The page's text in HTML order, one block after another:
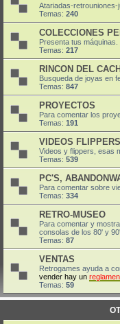
Atariadas-retrouniones-
Temas: 240
COLECCIONES
Presenta tus máquinas.
Temas: 217
RINCON DEL
Busqueda de joyas en
Temas: 847
PROYECTOS
Para comentar los
Temas: 191
VIDEOS
Videos y flippers, esas
Temas: 539
PC'S,
Para comentar sobre
Temas: 334
RETRO-MUSEO
Para comentar y
consolas de los 80' y 90'
Temas: 87
VENTAS
Retrogames ayuda a
vender hay un
Temas: 59